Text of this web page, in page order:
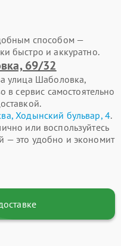
способом —
быстро и аккуратно.
69/32
улица Шаболовка,
в сервис самостоятельно
Ходынский бульвар, 4.
или воспользуйтесь
— это удобно и экономит